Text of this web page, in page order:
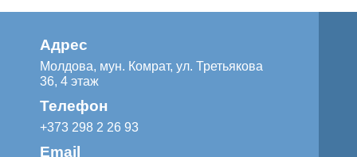
Адрес
Молдова, мун. Комрат, ул. Третьякова
36, 4 этаж
Телефон
+373 298 2 26 93
Email